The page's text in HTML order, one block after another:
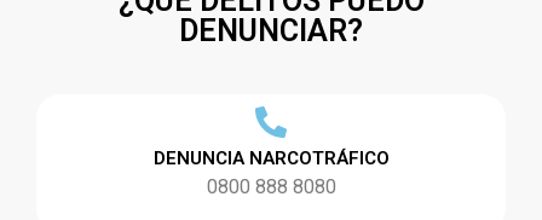
DENUNCIAR?
DENUNCIA NARCOTRÁFICO
0800 888 8080